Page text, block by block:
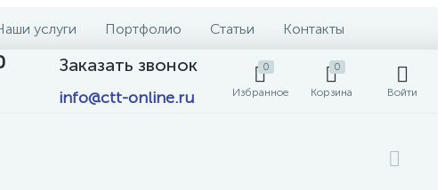
услуги Портфолио Статьи Контакты
Заказать звонок
info@ctt-online.ru
0
Избранное
0
Корзина Войти